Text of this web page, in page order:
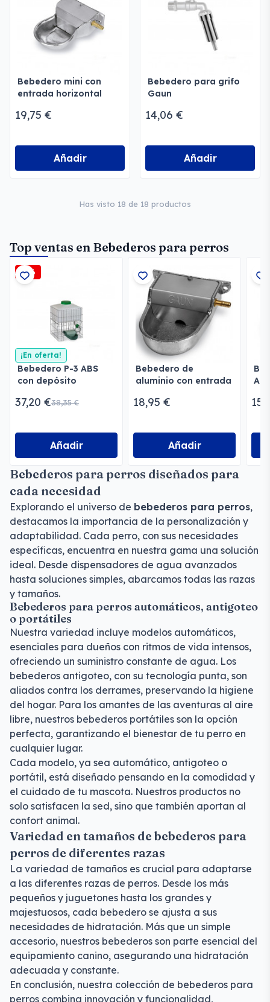
Bebedero mini con
entrada horizontal
19,75 €
Añadir
Bebedero para grifo
Gaun
14,06 €
Añadir
Has visto 18 de 18 productos
Top ventas en Bebederos para perros
-3%
¡En oferta!
Bebedero P-3 ABS
con depósito
37,20 €38,35 €
Añadir
Bebedero de
aluminio con entrada
18,95 €
Añadir
Bebederos para perros diseñados para
cada necesidad
Explorando el universo de bebederos para perros,
destacamos la importancia de la personalización y
adaptabilidad. Cada perro, con sus necesidades
específicas, encuentra en nuestra gama una solución
ideal. Desde dispensadores de agua avanzados
hasta soluciones simples, abarcamos todas las razas
y tamaños.
Bebederos para perros automáticos, antigoteo
o portátiles
Nuestra variedad incluye modelos automáticos,
esenciales para dueños con ritmos de vida intensos,
ofreciendo un suministro constante de agua. Los
bebederos antigoteo, con su tecnología punta, son
aliados contra los derrames, preservando la higiene
del hogar. Para los amantes de las aventuras al aire
libre, nuestros bebederos portátiles son la opción
perfecta, garantizando el bienestar de tu perro en
cualquier lugar.
Cada modelo, ya sea automático, antigoteo o
portátil, está diseñado pensando en la comodidad y
el cuidado de tu mascota. Nuestros productos no
solo satisfacen la sed, sino que también aportan al
confort animal.
Variedad en tamaños de bebederos para
perros de diferentes razas
La variedad de tamaños es crucial para adaptarse
a las diferentes razas de perros. Desde los más
pequeños y juguetones hasta los grandes y
majestuosos, cada bebedero se ajusta a sus
necesidades de hidratación. Más que un simple
accesorio, nuestros bebederos son parte esencial del
equipamiento canino, asegurando una hidratación
adecuada y constante.
En conclusión, nuestra colección de bebederos para
perros combina innovación y funcionalidad,